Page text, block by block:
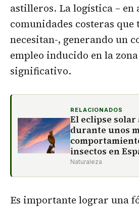
astilleros. La logística – en
comunidades costeras que
necesitan-, generando un
empleo inducido en la
significativo.
RELACIONADOS
El eclipse
durante unos
insectos en
Naturaleza
Es importante lograr una